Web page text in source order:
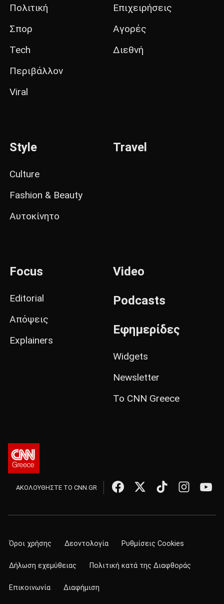
Πολιτική
Σπορ
Tech
Περιβάλλον
Viral
Επιχειρήσεις
Αγορές
Διεθνή
Style
Culture
Fashion & Beauty
Αυτοκίνητο
Travel
Focus
Editorial
Απόψεις
Explainers
Video
Podcasts
Εφημερίδες
Widgets
Newsletter
Το CNN Greece
ΑΚΟΛΟΥΘΗΣΤΕ ΤΟ CNN.GR
Όροι χρήσης Δεοντολογία Ρυθμίσεις Cookies
Δήλωση εχεμύθειας Πολιτική κατά της Διαφθοράς
Επικοινωνία Διαφήμιση